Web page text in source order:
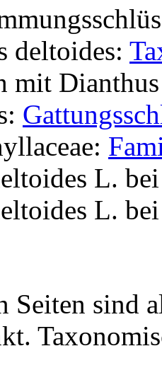
deltoides:
mit
L.
L.
Seiten sind